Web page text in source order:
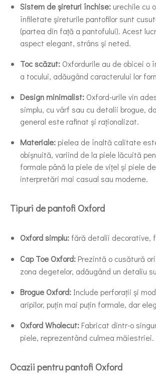
Sistem de șireturi închise: urechile cu
înfiletate șireturile pantofilor sunt
(partea din față a pantofului). Acest
aspect elegant, strâns și neted.
Toc scăzut: Oxfordurile au de obicei o
a tocului, adăugând caracterului lor
Design minimalist: Oxford-urile vin
simplu, cu vârf sau cu detalii brogue,
general este rafinat și raționalizat.
Materiale: pielea de înaltă calitate
obișnuită, variind de la piele lăcuită
formale până la piele de vițel și piele
interpretări mai casual sau moderne.
Tipuri de pantofi Oxford
Oxford simplu: fără detalii decorative,
Cap Toe Oxford: Prezintă o cusătură
zona degetelor, adăugând un detaliu
Brogue Oxford: Include perforații și
aripilor, puțin mai puțin formale, dar
Oxford Wholecut: Fabricat dintr-o
piele, reprezentând culmea măiestriei.
Ocazii pentru pantofi Oxford